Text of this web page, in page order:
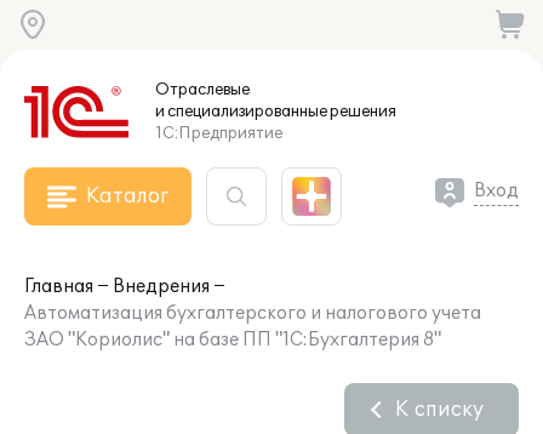
Отраслевые
и специализированныерешения
1С:Предприятие
Каталог Вход
Главная
Внедрения
Автоматизация бухгалтерского и налогового учета
ЗАО "Кориолис" на базе ПП "1С:Бухгалтерия 8"
К списку